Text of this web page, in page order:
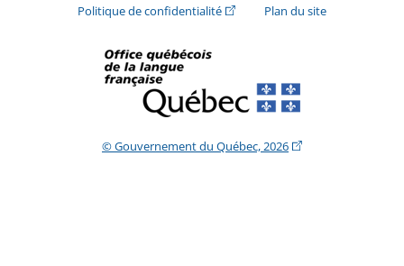
Politique de confidentialité(Cet hyperlien externe s'ouvrira
Plan du site
© Gouvernement du Québec, 2026(Cet hyperlien